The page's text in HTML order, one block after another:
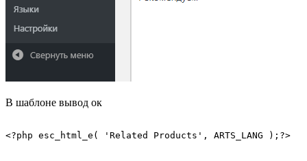
В шаблоне вывод ок
<?php esc_html_e( 'Related Products', ARTS_LANG );?>